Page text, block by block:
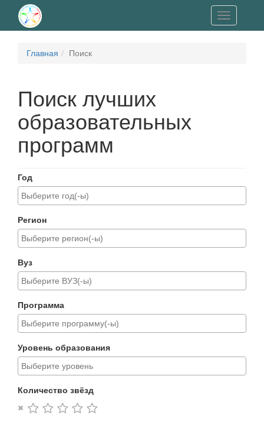
Toggle
navigation
Главная Поиск
Поиск лучших
образовательных
программ
Год
Регион
Вуз
Программа
Уровень образования
Количество звёзд